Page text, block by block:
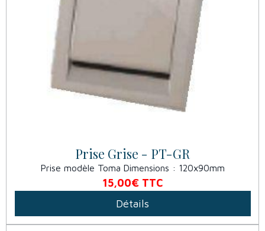
Prise Grise - PT-GR
Prise modèle Toma Dimensions : 120x90mm
15,00€ TTC
Détails